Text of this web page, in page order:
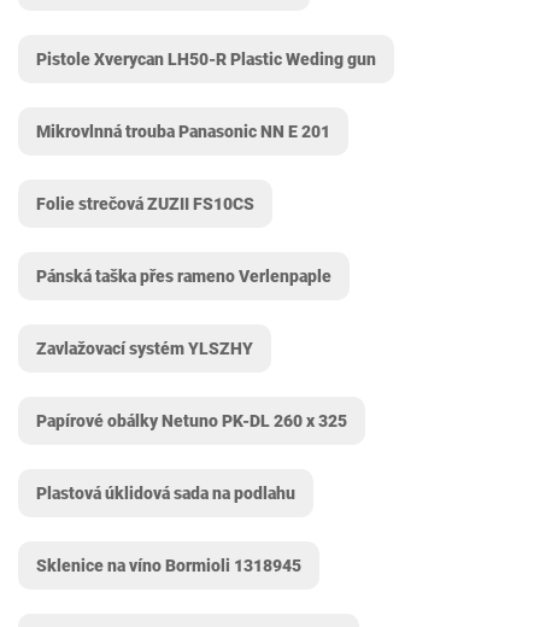
Pistole Xverycan LH50-R Plastic Weding gun
Mikrovlnná trouba Panasonic NN E 201
Folie strečová ‎ZUZII FS10CS
Pánská taška přes rameno Verlenpaple
Zavlažovací systém YLSZHY
Papírové obálky Netuno PK-DL 260 x 325
Plastová úklidová sada na podlahu
Sklenice na víno Bormioli 1318945